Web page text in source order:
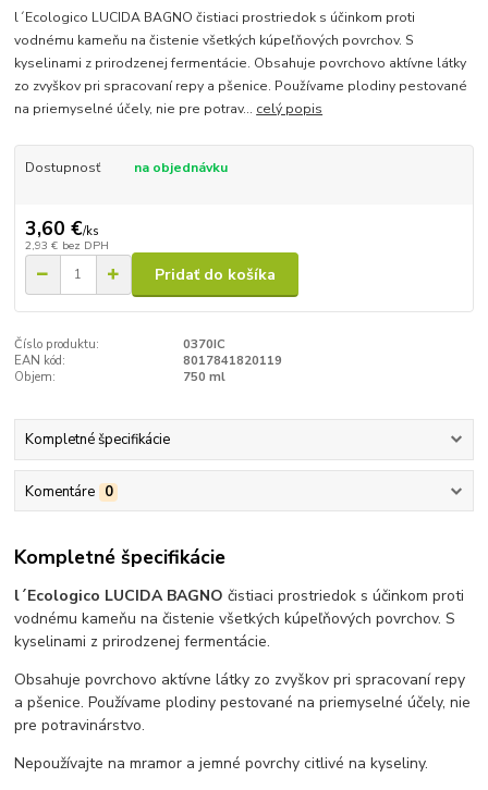
l´Ecologico LUCIDA BAGNO čistiaci prostriedok s účinkom proti
vodnému kameňu na čistenie všetkých kúpeľňových povrchov. S
kyselinami z prirodzenej fermentácie. Obsahuje povrchovo aktívne látky
zo zvyškov pri spracovaní repy a pšenice. Používame plodiny pestované
na priemyselné účely, nie pre potrav... celý popis
Dostupnosť na objednávku
3,60 €/ks
2,93 € bez DPH
Pridať do košíka
Číslo produktu:
0370IC
EAN kód:
8017841820119
Objem:
750 ml
Kompletné špecifikácie
Komentáre 0
Kompletné špecifikácie
l´Ecologico LUCIDA BAGNO čistiaci prostriedok s účinkom proti
vodnému kameňu na čistenie všetkých kúpeľňových povrchov.S
kyselinami z prirodzenej fermentácie.
Obsahuje povrchovo aktívne látky zo zvyškov pri spracovaní repy
a pšenice. Používame plodiny pestované na priemyselné účely, nie
pre potravinárstvo.
Nepoužívajte na mramor a jemné povrchy citlivé na kyseliny.